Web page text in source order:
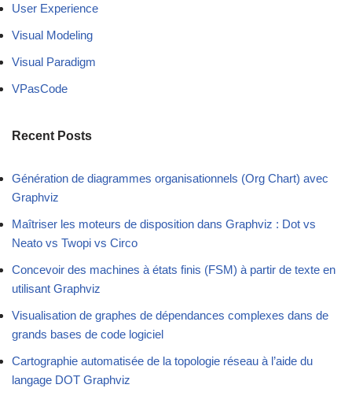
User Experience
Visual Modeling
Visual Paradigm
VPasCode
Recent Posts
Génération de diagrammes organisationnels (Org Chart) avec
Graphviz
Maîtriser les moteurs de disposition dans Graphviz : Dot vs
Neato vs Twopi vs Circo
Concevoir des machines à états finis (FSM) à partir de texte en
utilisant Graphviz
Visualisation de graphes de dépendances complexes dans de
grands bases de code logiciel
Cartographie automatisée de la topologie réseau à l’aide du
langage DOT Graphviz